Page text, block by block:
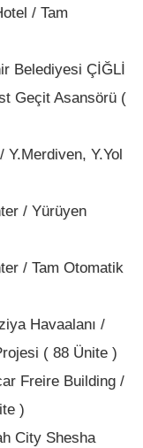
/ Tam
Belediyesi ÇİĞLİ
Geçit Asansörü (
Y.Yol
/ Yürüyen
/ Tam Otomatik
Havaalanı /
( 88 Ünite )
Freire Building /
)
City Shesha